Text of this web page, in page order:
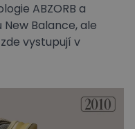
ABZORB a
New Balance, ale
vystupují v